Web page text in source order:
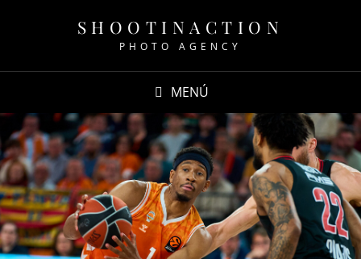
SHOOTINACTION
PHOTO AGENCY
MENÚ